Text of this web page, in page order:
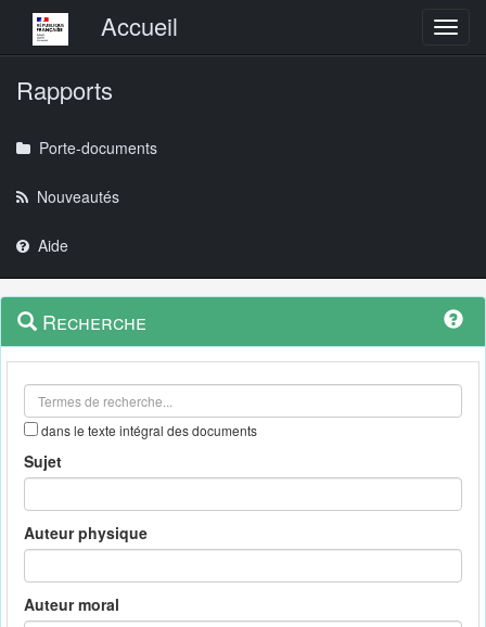
Menu principalAccueil
Rapports
Porte-documents
Nouveautés
Aide
Navigation
outils
Menu
contextuel
Recherche
dans le texte intégral des documents
Sujet
Auteur physique
Auteur moral